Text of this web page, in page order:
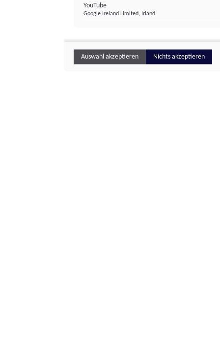
YouTube
Google Ireland Limited, Irland
Auswahl akzeptieren Nichts akzeptieren